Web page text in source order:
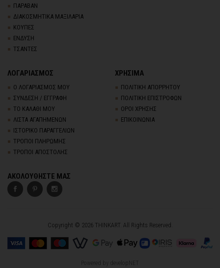
ΠΑΡΑΒΑΝ
ΔΙΑΚΟΣΜΗΤΙΚΑ ΜΑΞΙΛΑΡΙΑ
ΚΟΥΠΕΣ
ΕΝΔΥΣΗ
ΤΣΑΝΤΕΣ
ΛΟΓΑΡΙΑΣΜΟΣ
Ο ΛΟΓΑΡΙΑΣΜΟΣ ΜΟΥ
ΣΥΝΔΕΣΗ / ΕΓΓΡΑΦΗ
ΤΟ ΚΑΛΑΘΙ ΜΟΥ
ΛΙΣΤΑ ΑΓΑΠΗΜΕΝΩΝ
ΙΣΤΟΡΙΚΟ ΠΑΡΑΓΓΕΛΙΩΝ
ΤΡΟΠΟΙ ΠΛΗΡΩΜΗΣ
ΤΡΟΠΟΙ ΑΠΟΣΤΟΛΗΣ
ΧΡΗΣΙΜΑ
ΠΟΛΙΤΙΚΗ ΑΠΟΡΡΗΤΟΥ
ΠΟΛΙΤΙΚΗ ΕΠΙΣΤΡΟΦΩΝ
ΟΡΟΙ ΧΡΗΣΗΣ
ΕΠΙΚΟΙΝΩΝΙΑ
ΑΚΟΛΟΥΘΗΣΤΕ ΜΑΣ
Copyright © 2026 THINKART. All Rights Reserved.
Powered by developNET